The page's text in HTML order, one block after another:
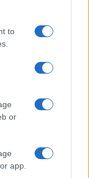
to
or
app.
delle vignette
a